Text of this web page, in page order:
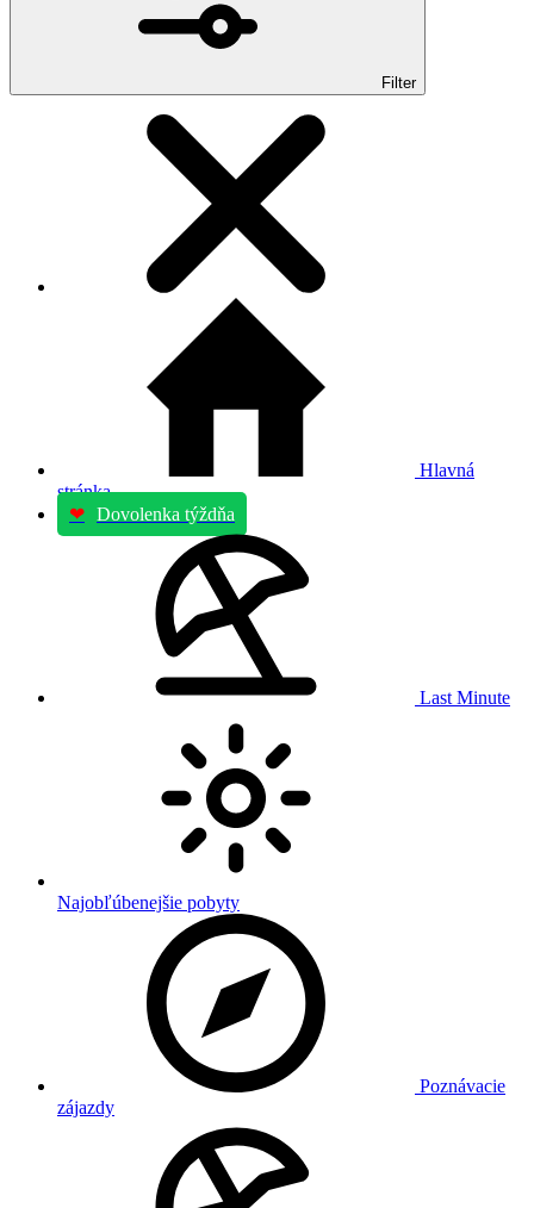
Filter
Hlavná
stránka
❤ Dovolenka týždňa
Last Minute
Najobľúbenejšie pobyty
Poznávacie
zájazdy